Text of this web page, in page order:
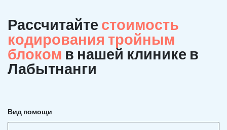
Рассчитайте стоимость
кодирования тройным
блоком в нашей клинике в
Лабытнанги
Вид помощи